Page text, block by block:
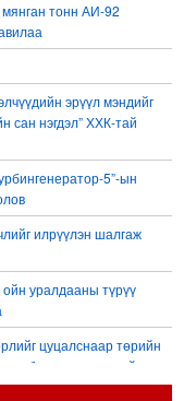
тонн АИ-92
эрүүл мэндийг
сан нэгдэл” ХХК-тай
5”-ын
илрүүлэн шалгаж
уралдааны түрүү
цуцалснаар төрийн
бизнесээ саадгүй